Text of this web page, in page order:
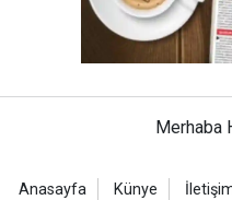
Merhaba
Anasayfa Künye